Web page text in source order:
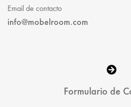
Email de contacto
info@mobelroom.com
Formulario de